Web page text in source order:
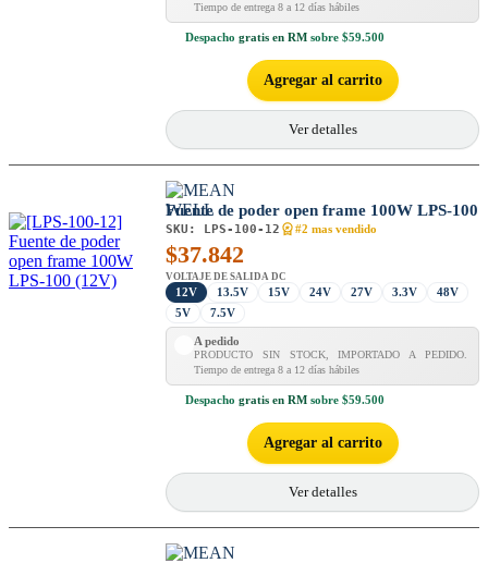
Tiempo de entrega 8 a 12 días hábiles
Despacho gratis en RM sobre $59.500
Agregar al carrito
Ver detalles
Fuente de poder open frame 100W LPS-100
SKU: LPS-100-12 #2 mas vendido
$37.842
VOLTAJE DE SALIDA DC
12V 13.5V 15V 24V 27V 3.3V
48V
5V
7.5V
A pedido
PRODUCTO SIN STOCK, IMPORTADO A PEDIDO.
Tiempo de entrega 8 a 12 días hábiles
Despacho gratis en RM sobre $59.500
Agregar al carrito
Ver detalles